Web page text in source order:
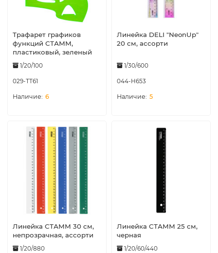
Трафарет графиков
функций СТАММ,
пластиковый, зеленый
1/20/100
029-ТТ61
6
Линейка DELI "NeonUp"
20 см, ассорти
1/30/600
044-H653
5
Линейка СТАММ 30 см,
непрозрачная, ассорти
1/20/880
Линейка СТАММ 25 см,
черная
1/20/60/440